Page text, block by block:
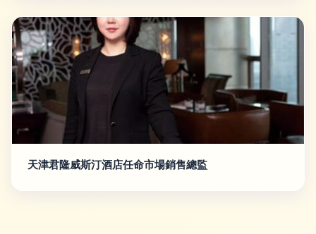
天津君隆威斯汀酒店任命市場銷售總監